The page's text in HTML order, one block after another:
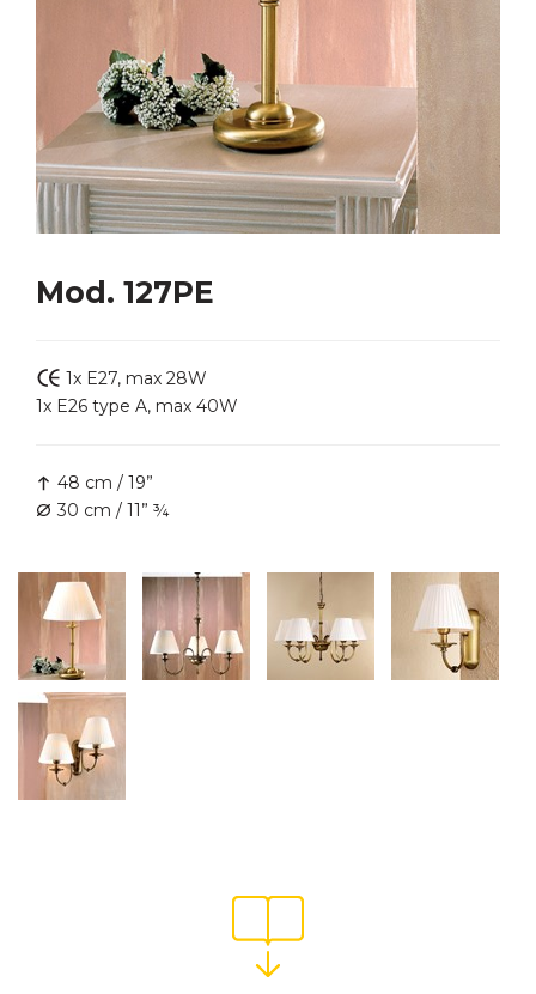
Mod. 127PE
1x E27, max 28W
1x E26 type A, max 40W
48 cm / 19”
30 cm / 11” ¾